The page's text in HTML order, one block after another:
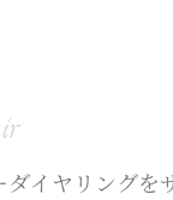
ダイヤリングを